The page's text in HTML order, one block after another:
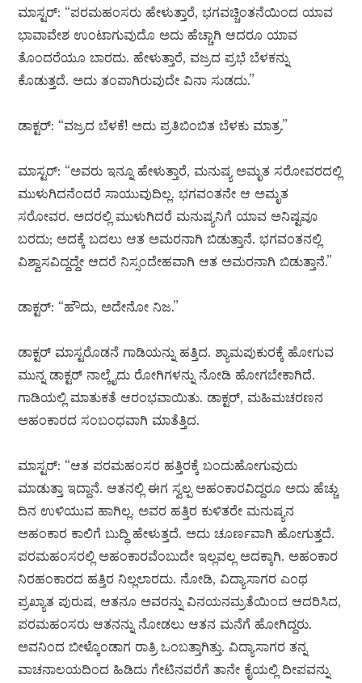
ಮಾಸ್ಟರ್: “ಪರಮಹಂಸರು ಹೇಳುತ್ತಾರೆ, ಭಗವಚ್ಚಿಂತನೆಯಿಂದ ಯಾವ
ಭಾವಾವೇಶ ಉಂಟಾಗುವುದೊ ಅದು ಹೆಚ್ಚಾಗಿ ಆದರೂ ಯಾವ
ತೊಂದರೆಯೂ ಬಾರದು. ಹೇಳುತ್ತಾರೆ, ವಜ್ರದ ಪ್ರಭೆ ಬೆಳಕನ್ನು
ಕೊಡುತ್ತದೆ. ಅದು ತಂಪಾಗಿರುವುದೇ ವಿನಾ ಸುಡದು.”
ಡಾಕ್ಟರ್: “ವಜ್ರದ ಬೆಳಕೆ! ಅದು ಪ್ರತಿಬಿಂಬಿತ ಬೆಳಕು ಮಾತ್ರ.”
ಮಾಸ್ಟರ್: “ಅವರು ಇನ್ನೂ ಹೇಳುತ್ತಾರೆ, ಮನುಷ್ಯ ಅಮೃತ ಸರೋವರದಲ್ಲಿ
ಮುಳುಗಿದನೆಂದರೆ ಸಾಯುವುದಿಲ್ಲ. ಭಗವಂತನೇ ಆ ಅಮೃತ
ಸರೋವರ. ಅದರಲ್ಲಿ ಮುಳುಗಿದರೆ ಮನುಷ್ಯನಿಗೆ ಯಾವ ಅನಿಷ್ಟವೂ
ಬರದು; ಅದಕ್ಕೆ ಬದಲು ಆತ ಅಮರನಾಗಿ ಬಿಡುತ್ತಾನೆ. ಭಗವಂತನಲ್ಲಿ
ವಿಶ್ವಾಸವಿದ್ದದ್ದೇ ಆದರೆ ನಿಸ್ಸಂದೇಹವಾಗಿ ಆತ ಅಮರನಾಗಿ ಬಿಡುತ್ತಾನೆ.”
ಡಾಕ್ಟರ್: “ಹೌದು, ಅದೇನೋ ನಿಜ.”
ಡಾಕ್ಟರ್ ಮಾಸ್ಟರೊಡನೆ ಗಾಡಿಯನ್ನು ಹತ್ತಿದ. ಶ್ಯಾಮಪುಕುರಕ್ಕೆ ಹೋಗುವ
ಮುನ್ನ ಡಾಕ್ಟರ್ ನಾಲ್ಕೈದು ರೋಗಿಗಳನ್ನು ನೋಡಿ ಹೋಗಬೇಕಾಗಿದೆ.
ಗಾಡಿಯಲ್ಲಿ ಮಾತುಕತೆ ಆರಂಭವಾಯಿತು. ಡಾಕ್ಟರ್, ಮಹಿಮಚರಣನ
ಅಹಂಕಾರದ ಸಂಬಂಧವಾಗಿ ಮಾತೆತ್ತಿದ.
ಮಾಸ್ಟರ್: “ಆತ ಪರಮಹಂಸರ ಹತ್ತಿರಕ್ಕೆ ಬಂದುಹೋಗುವುದು
ಮಾಡುತ್ತಾ ಇದ್ದಾನೆ. ಆತನಲ್ಲಿ ಈಗ ಸ್ವಲ್ಪ ಅಹಂಕಾರವಿದ್ದರೂ ಅದು ಹೆಚ್ಚು
ದಿನ ಉಳಿಯುವ ಹಾಗಿಲ್ಲ. ಅವರ ಹತ್ತಿರ ಕುಳಿತರೇ ಮನುಷ್ಯನ
ಅಹಂಕಾರ ಕಾಲಿಗೆ ಬುದ್ಧಿ ಹೇಳುತ್ತದೆ. ಅದು ಚೂರ್ಣವಾಗಿ ಹೋಗುತ್ತದೆ.
ಪರಮಹಂಸರಲ್ಲಿ ಅಹಂಕಾರವೆಂಬುದೇ ಇಲ್ಲವಲ್ಲ ಅದಕ್ಕಾಗಿ. ಅಹಂಕಾರ
ನಿರಹಂಕಾರದ ಹತ್ತಿರ ನಿಲ್ಲಲಾರದು. ನೋಡಿ, ವಿದ್ಯಾಸಾಗರ ಎಂಥ
ಪ್ರಖ್ಯಾತ ಪುರುಷ, ಆತನೂ ಅವರನ್ನು ವಿನಯನಮ್ರತೆಯಿಂದ ಆದರಿಸಿದ,
ಪರಮಹಂಸರು ಆತನನ್ನು ನೋಡಲು ಆತನ ಮನೆಗೆ ಹೋಗಿದ್ದರು.
ಅವನಿಂದ ಬೀಳ್ಕೊಂಡಾಗ ರಾತ್ರಿ ಒಂಬತ್ತಾಗಿತ್ತು. ವಿದ್ಯಾಸಾಗರ ತನ್ನ
ವಾಚನಾಲಯದಿಂದ ಹಿಡಿದು ಗೇಟಿನವರೆಗೆ ತಾನೇ ಕೈಯಲ್ಲಿ ದೀಪವನ್ನು